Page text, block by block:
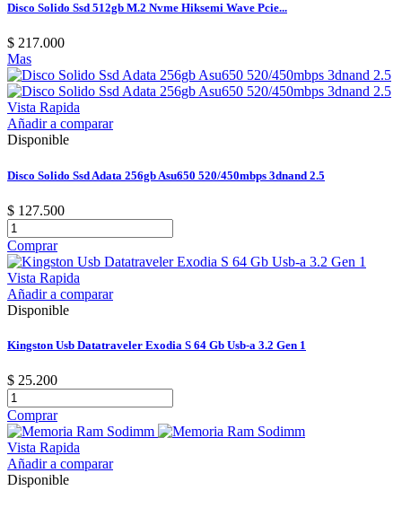
Disco Solido Ssd 512gb M.2 Nvme Hiksemi Wave Pcie...
$ 217.000
Mas
Vista Rapida
Añadir a comparar
Disponible
Disco Solido Ssd Adata 256gb Asu650 520/450mbps 3dnand 2.5
$ 127.500
Comprar
Vista Rapida
Añadir a comparar
Disponible
Kingston Usb Datatraveler Exodia S 64 Gb Usb-a 3.2 Gen 1
$ 25.200
Comprar
Vista Rapida
Añadir a comparar
Disponible